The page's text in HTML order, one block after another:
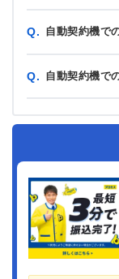
Q. 自動契約機で
Q. 自動契約機で